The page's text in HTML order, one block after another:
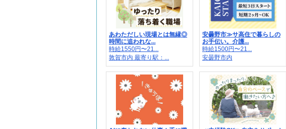
あわただしい現場とは無縁◎
時間に追われな...
時給1550円〜21...
敦賀市内 最寄り駅：...
安曇野市≫サ高住で暮らしの
お手伝い。介護...
時給1500円〜21...
安曇野市内